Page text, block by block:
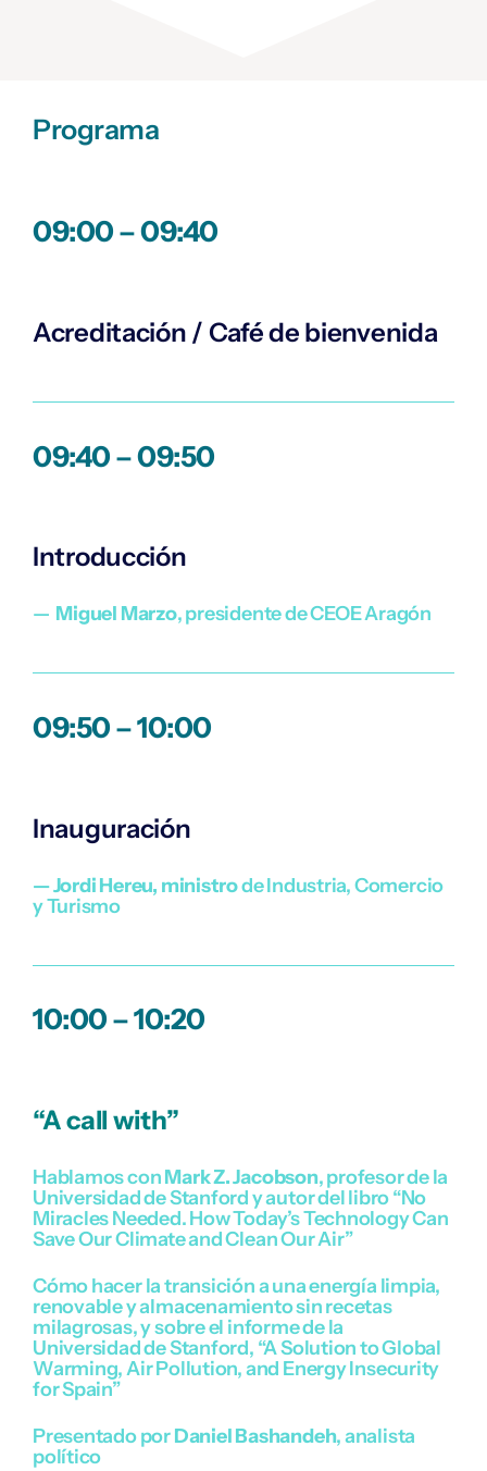
Programa
09:00 – 09:40
Acreditación / Café de bienvenida
09:40 – 09:50
Introducción
— Miguel Marzo, presidente de CEOE Aragón
09:50 – 10:00
Inauguración
— Jordi Hereu, ministrode Industria, Comercio
y Turismo
10:00 – 10:20
“Acall with”
Hablamos conMark Z. Jacobson, profesor de la
Universidad de Stanford y autor del libro “No
Miracles Needed. How Today’s Technology Can
Save Our Climate and Clean Our Air”
Cómo hacer la transición a una energía limpia,
renovable y almacenamiento sin recetas
milagrosas, y sobre el informe de la
Universidad de Stanford, “A Solution to Global
Warming, Air Pollution, and Energy Insecurity
for Spain”
Presentado porDaniel Bashandeh, analista
político